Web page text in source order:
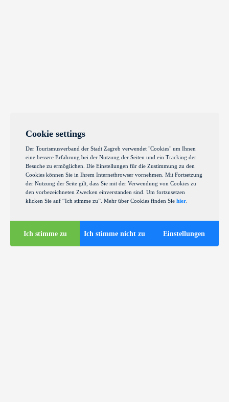
Cookie settings
Der Tourismusverband der Stadt Zagreb verwendet "Cookies" um Ihnen
eine bessere Erfahrung bei der Nutzung der Seiten und ein Tracking der
Besuche zu ermöglichen. Die Einstellungen für die Zustimmung zu den
Cookies können Sie in Ihrem Internetbrowser vornehmen. Mit Fortsetzung
der Nutzung der Seite gilt, dass Sie mit der Verwendung von Cookies zu
den vorbezeichneten Zwecken einverstanden sind. Um fortzusetzen
klicken Sie auf “Ich stimme zu”. Mehr über Cookies finden Sie hier
Ich stimme zu Ich stimme nicht zu Einstellungen